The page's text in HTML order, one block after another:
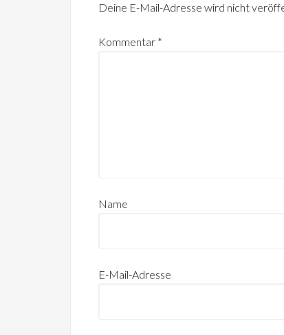
Deine E-Mail-Adresse wird nicht
Kommentar *
Name
E-Mail-Adresse